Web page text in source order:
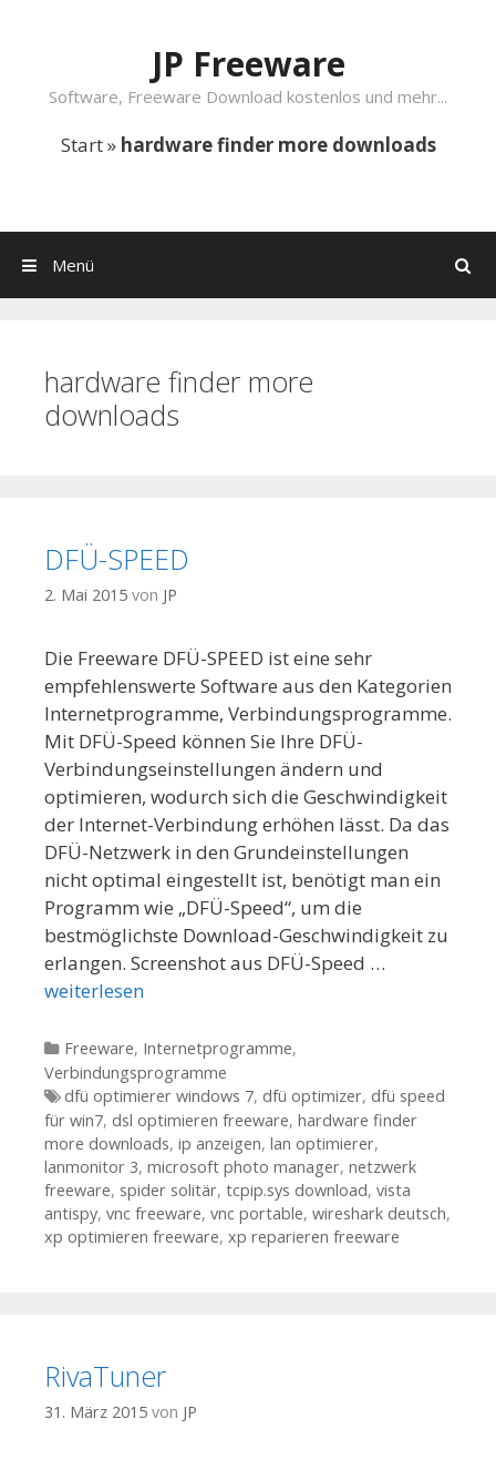
JP Freeware
Software, Freeware Download kostenlos und mehr...
Start» hardware finder more downloads
Suchen
Menü
hardware finder more
downloads
DFÜ-SPEED
2. Mai 2015 von JP
Die Freeware DFÜ-SPEED ist eine sehr
empfehlenswerte Software aus den Kategorien
Internetprogramme, Verbindungsprogramme.
Mit DFÜ-Speed können Sie Ihre DFÜ-
Verbindungseinstellungen ändern und
optimieren, wodurch sich die Geschwindigkeit
der Internet-Verbindung erhöhen lässt. Da das
DFÜ-Netzwerk in den Grundeinstellungen
nicht optimal eingestellt ist, benötigt man ein
Programm wie „DFÜ-Speed“, um die
bestmöglichste Download-Geschwindigkeit zu
erlangen. Screenshot aus DFÜ-Speed …
weiterlesen
Kategorien
Freeware, Internetprogramme,
Verbindungsprogramme
Tags
dfü optimierer windows 7, dfü optimizer, dfü speed
für win7, dsl optimieren freeware, hardware finder
more downloads, ip anzeigen, lan optimierer,
lanmonitor 3, microsoft photo manager, netzwerk
freeware, spider solitär, tcpip.sys download, vista
antispy, vnc freeware, vnc portable, wireshark deutsch,
xp optimieren freeware, xp reparieren freeware
RivaTuner
31. März 2015 von JP